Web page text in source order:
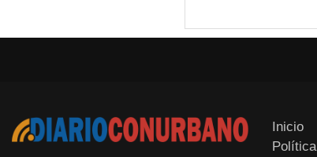
Inicio
Política